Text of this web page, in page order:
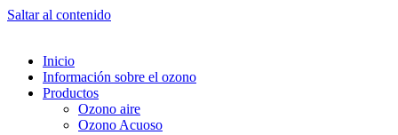
Saltar al contenido
Inicio
Información sobre el ozono
Productos
Ozono aire
Ozono Acuoso